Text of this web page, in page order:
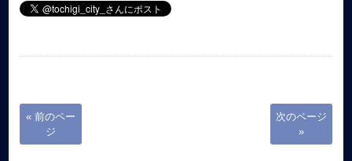
« 前のペー
ジ
次のページ
»